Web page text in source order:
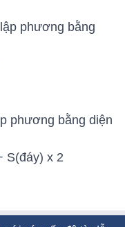
phương bằng
phương bằng diện
S(đáy) x 2